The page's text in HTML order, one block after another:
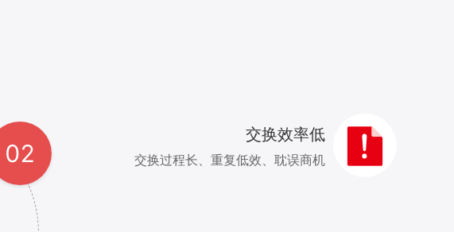
02
交换效率低
交换过程长、重复低效、耽误商机